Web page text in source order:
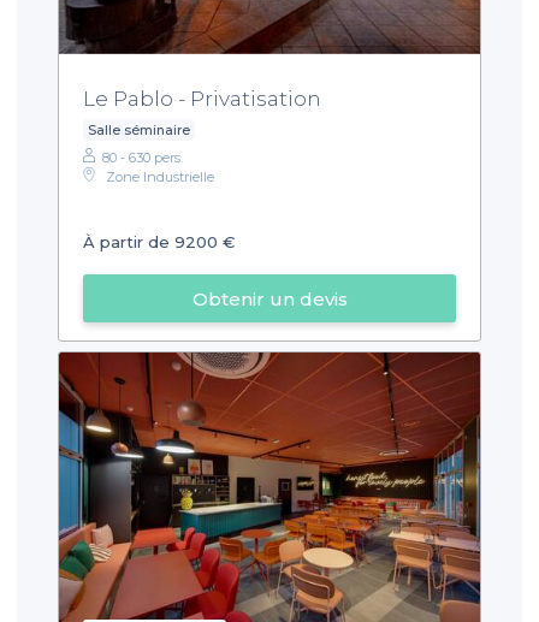
Le Pablo - Privatisation
Salle séminaire
80 - 630 pers.
Zone Industrielle
À partir de 9200 €
Obtenir un devis